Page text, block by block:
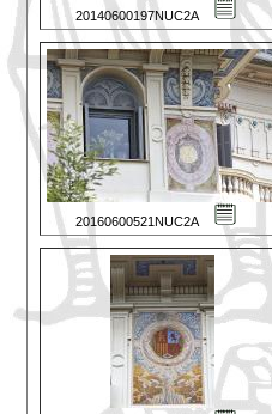
20140600197NUC2A
20160600521NUC2A